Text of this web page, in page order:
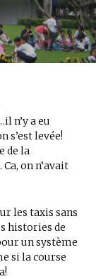
n’y a eu
s’est levée!
de la
on n’avait
les taxis sans
histories de
un système
si la course